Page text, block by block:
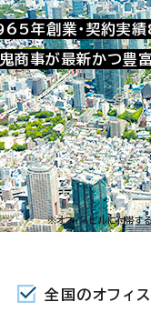
情報
お問い合わせ
塀町3
東京メトロ日比谷
(つくばエクスプレ
年創業・契約実
商事が最新かつ豊
※オフィスビルに付帯す
全国のオフィ